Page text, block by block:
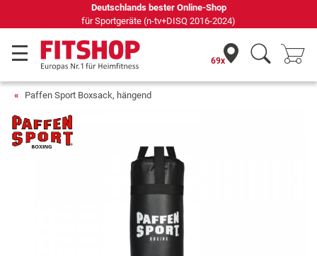
Seit 42 Jahren Ihr Experte für Heimfitness
69x
Paffen Sport Boxsack, hängend